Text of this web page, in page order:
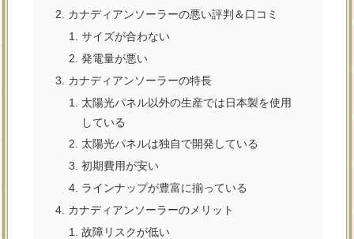
カナディアンソーラーの悪い評判＆口コミ
サイズが合わない
発電量が悪い
カナディアンソーラーの特長
太陽光パネル以外の生産では日本製を使用
している
太陽光パネルは独自で開発している
初期費用が安い
ラインナップが豊富に揃っている
カナディアンソーラーのメリット
故障リスクが低い